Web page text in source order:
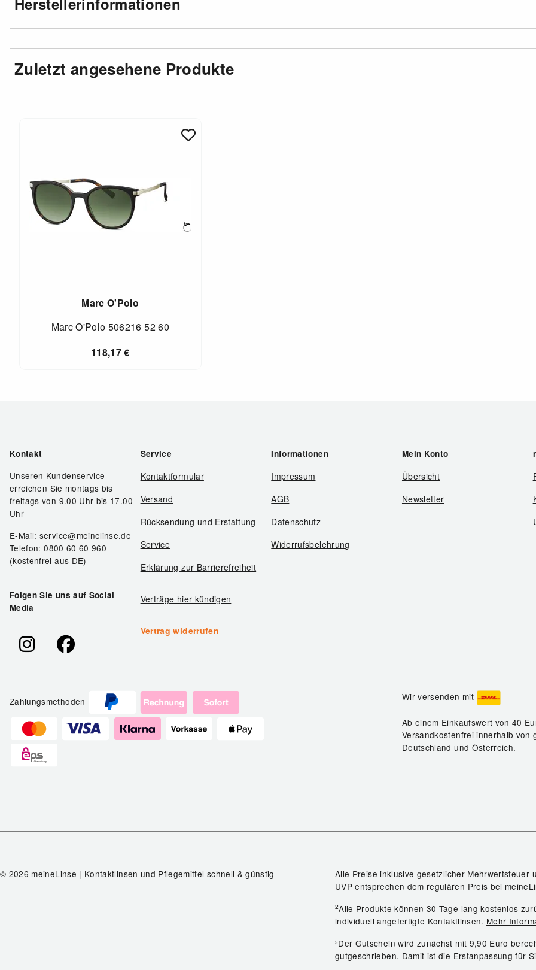
Zuletzt angesehene Produkte
Marc O'Polo
Marc O'Polo 506216 52 60
118,17€
Kontakt
Unseren Kundenservice
erreichen Sie montags bis
freitags von 9.00 Uhr bis 17.00
Uhr
E-Mail: service@meinelinse.de
Telefon: 0800 60 60 960
(kostenfrei aus DE)
Folgen Sie uns auf Social
Media
Service
Kontaktformular
Versand
Rücksendung und Erstattung
Service
Erklärung zur Barrierefreiheit
Verträge hier kündigen
Vertrag widerrufen
Informationen
Impressum
AGB
Datenschutz
Widerrufsbelehrung
Mein Konto
Übersicht
Newsletter
Zahlungsmethoden Wir versenden mit
Ab einem Einkaufswert von 40
Versandkostenfrei innerhalb von
Deutschland und Österreich.
© 2026 meineLinse | Kontaktlinsen und Pflegemittel schnell & günstig
Alle Preise inklusive gesetzlicher Mehrwertsteuer
UVP entsprechen dem regulären Preis bei
2Alle Produkte können 30 Tage lang kostenlos
individuell angefertigte Kontaktlinsen. Mehr
³Der Gutschein wird zunächst mit 9,90 Euro
gutgeschrieben. Damit ist die Erstanpassung für